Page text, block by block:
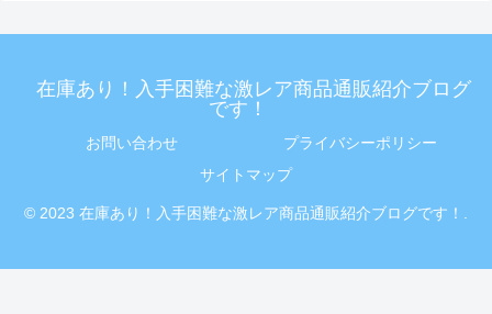
在庫あり！入手困難な激レア商品通販紹介ブログ
です！
お問い合わせ
プライバシーポリシー
サイトマップ
© 2023 在庫あり！入手困難な激レア商品通販紹介ブログです！.